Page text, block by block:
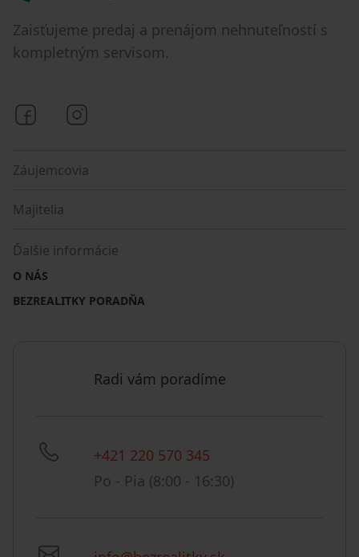
Zaisťujeme predaj a prenájom nehnuteľností s
kompletným servisom.
Bezrealitky na Facebooku
Záujemcovia
Majitelia
Ďalšie informácie
O NÁS
BEZREALITKY PORADŇA
Radi vám poradíme
+421 220 570 345
Po - Pia (8:00 - 16:30)